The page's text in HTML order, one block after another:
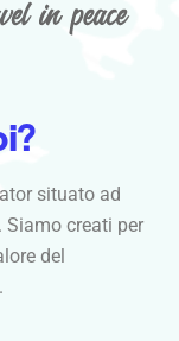
situato ad
creati per
del